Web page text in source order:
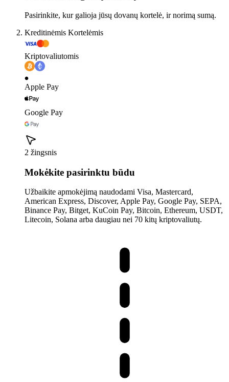
Pasirinkite, kur galioja jūsų dovanų kortelė, ir norimą sumą.
Kreditinėmis Kortelėmis
Kriptovaliutomis
Apple Pay
Google Pay
2 žingsnis
Mokėkite pasirinktu būdu
Užbaikite apmokėjimą naudodami Visa, Mastercard,
American Express, Discover, Apple Pay, Google Pay, SEPA,
Binance Pay, Bitget, KuCoin Pay, Bitcoin, Ethereum, USDT,
Litecoin, Solana arba daugiau nei 70 kitų kriptovaliutų.